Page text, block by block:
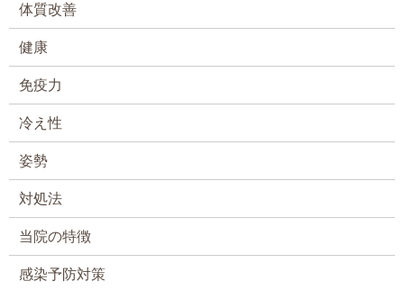
体質改善
健康
免疫力
冷え性
姿勢
対処法
当院の特徴
感染予防対策